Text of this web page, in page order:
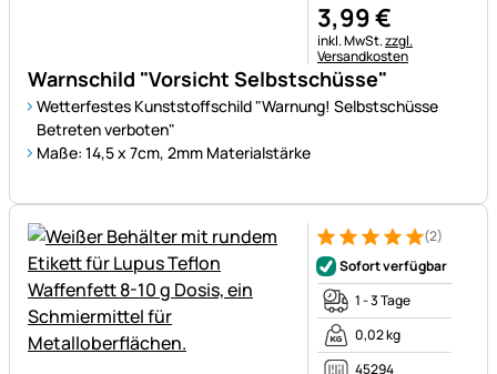
Warnschild "Vorsicht Selbstschüsse"
Wetterfestes Kunststoffschild "Warnung! Selbstschüsse
Betreten verboten"
Maße: 14,5 x 7cm, 2mm Materialstärke
3,99€
Steuerhinweis:
inkl. MwSt.zzgl.
Versandkosten
Bewertung: 5 von 5 (2
2 Bewertungen
(2)
Sofort verfügbar
1 - 3 Tage
0,02 kg
45294